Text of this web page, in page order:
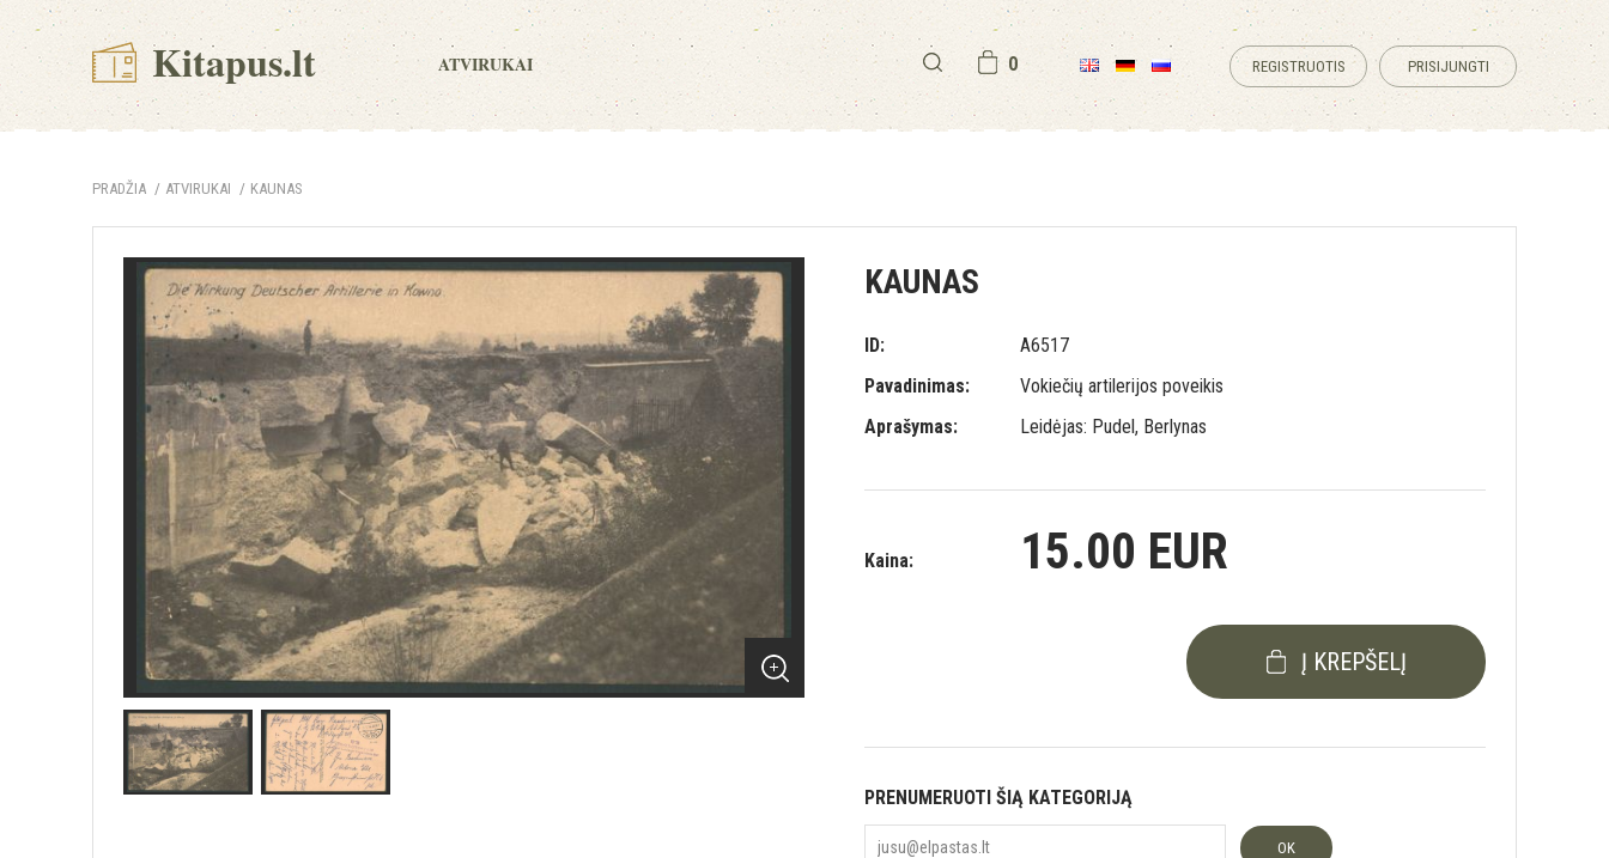
Kitapus.lt ATVIRUKAI 0 REGISTRUOTIS PRISIJUNGTI
PRADŽIA ATVIRUKAI KAUNAS
KAUNAS
ID:
A6517
Pavadinimas:
Vokiečių artilerijos poveikis
Aprašymas:
Leidėjas: Pudel, Berlynas
Kaina: 15.00 EUR
Į KREPŠELĮ
PRENUMERUOTI ŠIĄ KATEGORIJĄ
OK